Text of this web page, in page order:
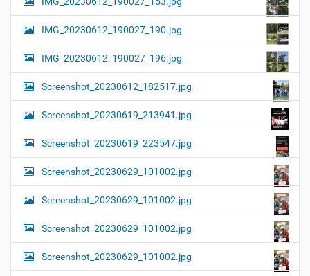
IMG_20230612_190027_190.jpg
IMG_20230612_190027_196.jpg
Screenshot_20230612_182517.jpg
Screenshot_20230619_213941.jpg
Screenshot_20230619_223547.jpg
Screenshot_20230629_101002.jpg
Screenshot_20230629_101002.jpg
Screenshot_20230629_101002.jpg
Screenshot_20230629_101002.jpg